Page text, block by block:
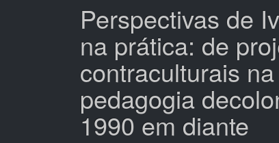
Perspectivas de
na prática: de
contraculturais
pedagogia
1990 em diante